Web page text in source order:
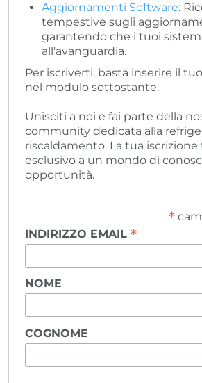
Aggiornamenti Software:
tempestive sugli
garantendo che i tuoi
all'avanguardia.
Per iscriverti, basta inserire il
nel modulo sottostante.
Unisciti a noi e fai parte della
community dedicata alla
riscaldamento. La tua iscrizione
esclusivo a un mondo di
opportunità.
*
INDIRIZZO EMAIL *
NOME
COGNOME